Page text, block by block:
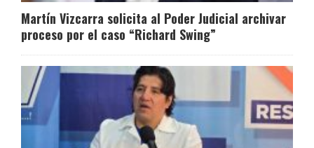
Martín Vizcarra solicita al Poder Judicial archivar
proceso por el caso “Richard Swing”